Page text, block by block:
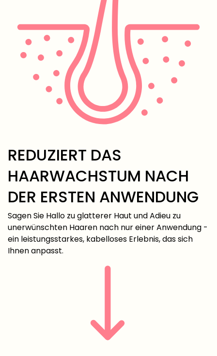
REDUZIERT DAS
HAARWACHSTUM NACH
DER ERSTEN ANWENDUNG
Sagen Sie Hallo zu glatterer Haut und Adieu zu
unerwünschten Haaren nach nur einer Anwendung -
ein leistungsstarkes, kabelloses Erlebnis, das sich
Ihnen anpasst.